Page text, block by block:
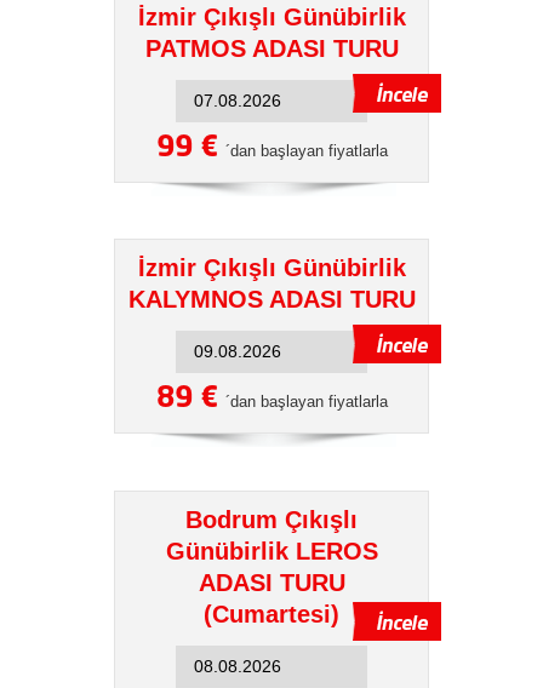
İzmir Çıkışlı Günübirlik
PATMOS ADASI TURU
99 € ´dan başlayan fiyatlarla
İzmir Çıkışlı Günübirlik
KALYMNOS ADASI TURU
89 € ´dan başlayan fiyatlarla
Bodrum Çıkışlı
Günübirlik LEROS
ADASI TURU
(Cumartesi)